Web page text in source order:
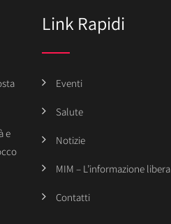
e
Link Rapidi
Eventi
Salute
Notizie
MIM – L’informazione libera
Contatti